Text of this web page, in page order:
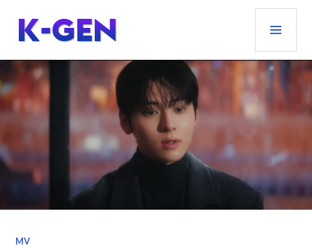
contenu
principal
K-GEN
MV